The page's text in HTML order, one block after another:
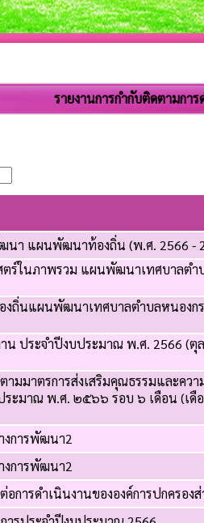
รายงานการกำกับติดตามกา
ฒนา แผนพัฒนาท้องถิ่น (พ.ศ. 2566 -
ตร์ในภาพรวม แผนพัฒนาเทศบาลตำ
ถิ่นแผนพัฒนาเทศบาลตำบลหนองก
าน ประจำปีงบประมาณ พ.ศ. 2566 (ตุ
ามมาตรการส่งเสริมคุณธรรมและควา
ระมาณ พ.ศ. ๒๕๖๖ รอบ ๖ เดือน (เ
การพัฒนา2
การพัฒนา2
การดำเนินงานขององค์การปกครอง